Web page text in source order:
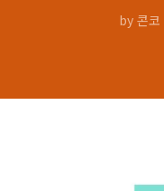
by 콘코